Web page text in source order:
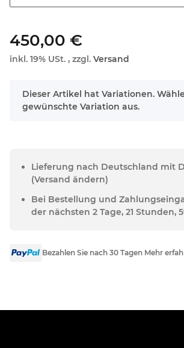
450,00 €
inkl. 19% USt. , zzgl. Versand
x
Dieser Artikel hat Variationen.
gewünschte Variation aus.
Lieferung nach Deutschland mit
(Versand ändern)
Bei Bestellung und
der nächsten 2 Tage, 21 Stunden,
Bezahlen Sie nach 30 Tagen Mehr